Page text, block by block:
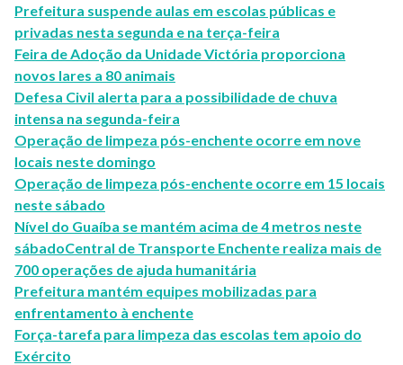
Prefeitura suspende aulas em escolas públicas e
privadas nesta segunda e na terça-feira
Feira de Adoção da Unidade Victória proporciona
novos lares a 80 animais
Defesa Civil alerta para a possibilidade de chuva
intensa na segunda-feira
Operação de limpeza pós-enchente ocorre em nove
locais neste domingo
Operação de limpeza pós-enchente ocorre em 15 locais
neste sábado
Nível do Guaíba se mantém acima de 4 metros neste
sábadoCentral de Transporte Enchente realiza mais de
700 operações de ajuda humanitária
Prefeitura mantém equipes mobilizadas para
enfrentamento à enchente
Força-tarefa para limpeza das escolas tem apoio do
Exército